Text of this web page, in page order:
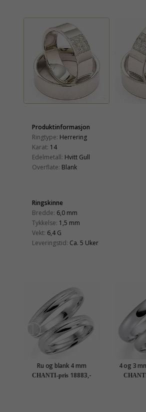
Produktinformasjon
Ringtype: Herrering
Karat: 14
Edelmetall: Hvitt Gull
Overflate: Blank
Ringskinne
Bredde: 6,0 mm
Tykkelse: 1,5 mm
Vekt: 6,4 G
Leveringstid: Ca. 5 Uker
Ru og blank 4 mm
gifteringer i 9 karat hvitt
gull - par
CHANTI-pris 18883,-
4 og 3
karat